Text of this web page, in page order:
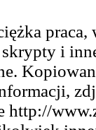
i
http://